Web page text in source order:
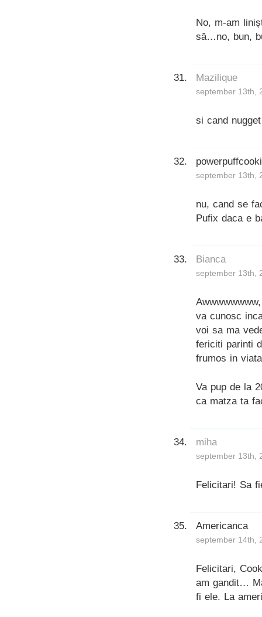
No, m-am
să…no, bun,
Mazilique
september 13th,
si cand
september 13th,
nu, cand se
Pufix daca e
Bianca
september 13th,
va cunosc
voi sa ma
fericiti parinti
frumos in
Va pup de la
ca matza ta
miha
september 13th,
Felicitari! Sa
Americanca
september 14th,
Felicitari,
am gandit…
fi ele. La